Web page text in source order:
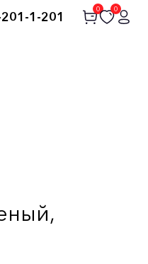
1-201
0 0